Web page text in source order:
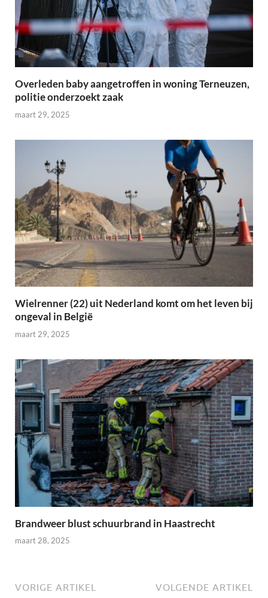
Overleden baby aangetroffen in woning Terneuzen,
politie onderzoekt zaak
maart 29, 2025
Wielrenner (22) uit Nederland komt om het leven bij
ongeval in België
maart 29, 2025
Brandweer blust schuurbrand in Haastrecht
maart 28, 2025
VORIGE ARTIKEL VOLGENDE ARTIKEL